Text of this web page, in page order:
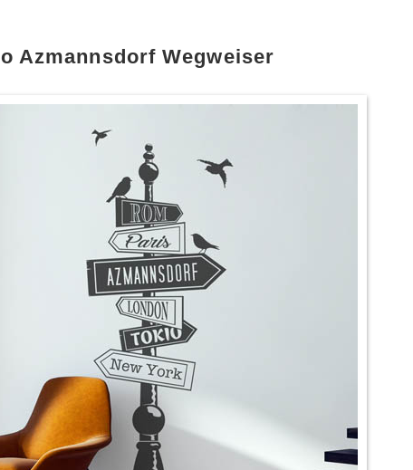
Azmannsdorf Wegweiser